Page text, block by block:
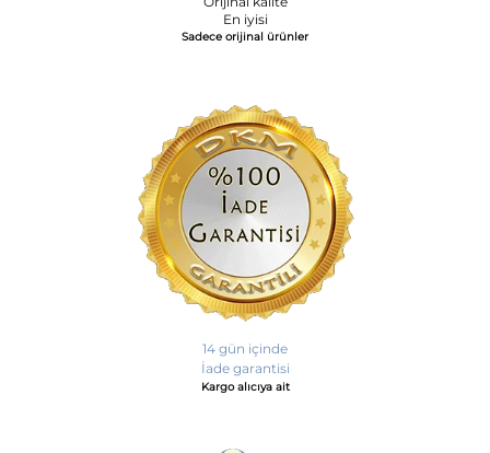
En iyisi
Sadece orijinal ürünler
14 gün içinde
İade garantisi
Kargo alıcıya ait